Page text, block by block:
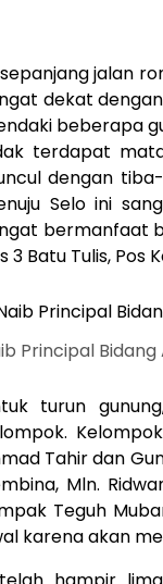
jalan
dekat
beberapa
terdapat
dengan
Selo ini
bermanfaat
3 Batu Tulis, Pos
Principal
turun
Tahir dan
Mln.
Teguh
karena akan